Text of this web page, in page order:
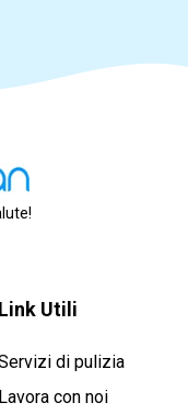
Link Utili
di pulizia
Lavora con noi